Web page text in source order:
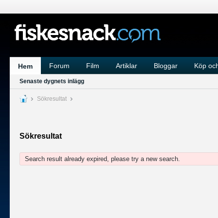
Hem Forum Film Artiklar Bloggar Köp
Senaste dygnets inlägg
Sökresultat
Sökresultat
Search result already expired, please try a new search.